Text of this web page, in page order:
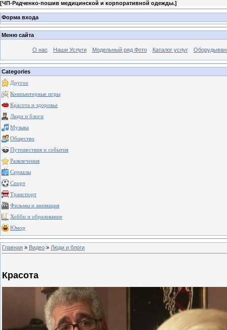
[ЧП-Радченко-пошив медицинской и корпоративной одежды.]
Форма входа
Меню сайта
О нас Наши Услуги Модельный ряд Фото Каталог услуг
Categories
Другое
Компьютерные игры
Красота и здоровье
Люди и блоги
Музыка
Общество
Путешествия и события
Развлечения
Сериалы
Спорт
Транспорт
Фильмы и анимация
Хобби и образование
Юмор
Главная » Видео » Люди и блоги
Красота